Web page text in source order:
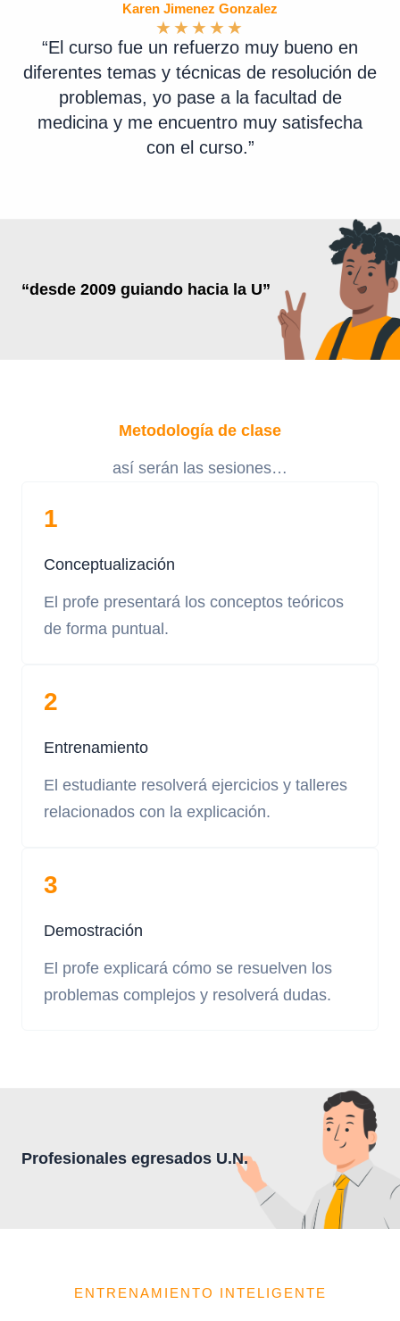
Karen Jimenez Gonzalez
★★★★★
“El curso fue un refuerzo muy bueno en
diferentes temas y técnicas de resolución de
problemas, yo pase a la facultad de
medicina y me encuentro muy satisfecha
con el curso.”
“desde 2009 guiando hacia la U”
Metodología de clase
así serán las sesiones…
1
Conceptualización
El profe presentará los conceptos teóricos
de forma puntual.
2
Entrenamiento
El estudiante resolverá ejercicios y talleres
relacionados con la explicación.
3
Demostración
El profe explicará cómo se resuelven los
problemas complejos y resolverá dudas.
Profesionales egresados U.N.
ENTRENAMIENTO INTELIGENTE